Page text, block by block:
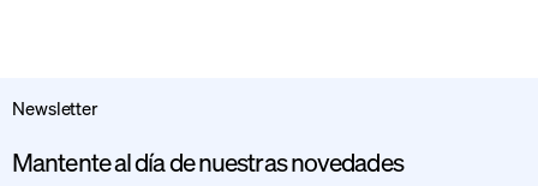
Newsletter
Mantente al día de nuestras novedades